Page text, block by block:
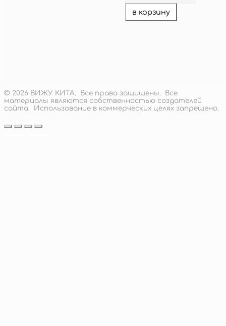
в корзину
1
862 руб.
© 2026 ВИЖУ КИТА. Все права защищены. Все
материалы являются собственностью создателей
сайта. Использование в коммерческих целях запрещено.